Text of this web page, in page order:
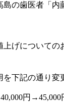
の歯医者「内
げについての
下記の通り変
円→45,000